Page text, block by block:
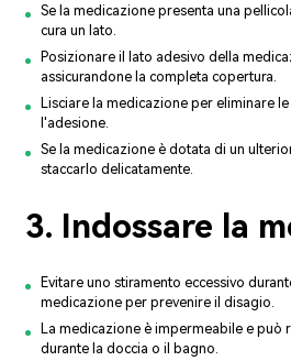
Se la medicazione presenta una
cura un lato.
Posizionare il lato adesivo della
assicurandone la completa copertura.
Lisciare la medicazione per eliminare
l'adesione.
Se la medicazione è dotata di un
staccarlo delicatamente.
3. Indossare la
Evitare uno stiramento eccessivo
medicazione per prevenire il disagio.
La medicazione è impermeabile e
durante la doccia o il bagno.